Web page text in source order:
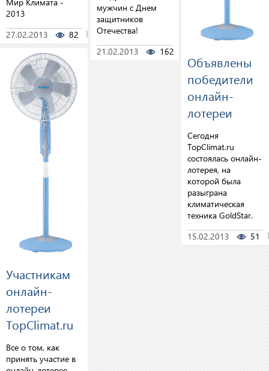
2013
27.02.2013
82 2
Участникам
онлайн-
лотереи
TopClimat.ru
Все о том, как
принять участие в
мужчин с Днем
защитников
Отечества!
21.02.2013
162
Объявлены
победители
онлайн-
лотереи
Сегодня
TopClimat.ru
состоялась онлайн-
лотерея, на
которой была
разыграна
климатическая
техника GoldStar.
15.02.2013
51